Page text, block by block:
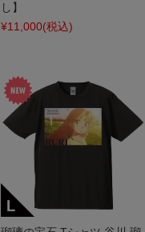
し】
¥11,000(税込)